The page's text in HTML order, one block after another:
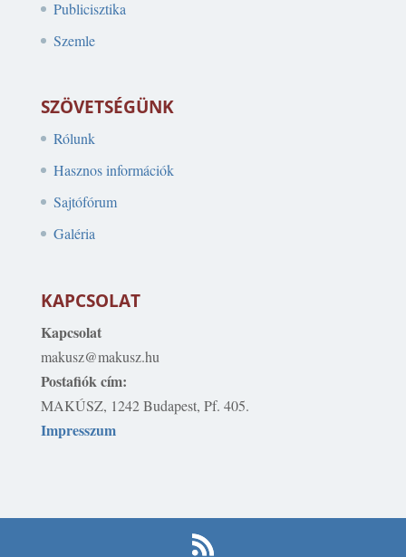
Publicisztika
Szemle
SZÖVETSÉGÜNK
Rólunk
Hasznos információk
Sajtófórum
Galéria
KAPCSOLAT
Kapcsolat
makusz@makusz.hu
Postafiók cím:
MAKÚSZ, 1242 Budapest, Pf. 405.
Impresszum